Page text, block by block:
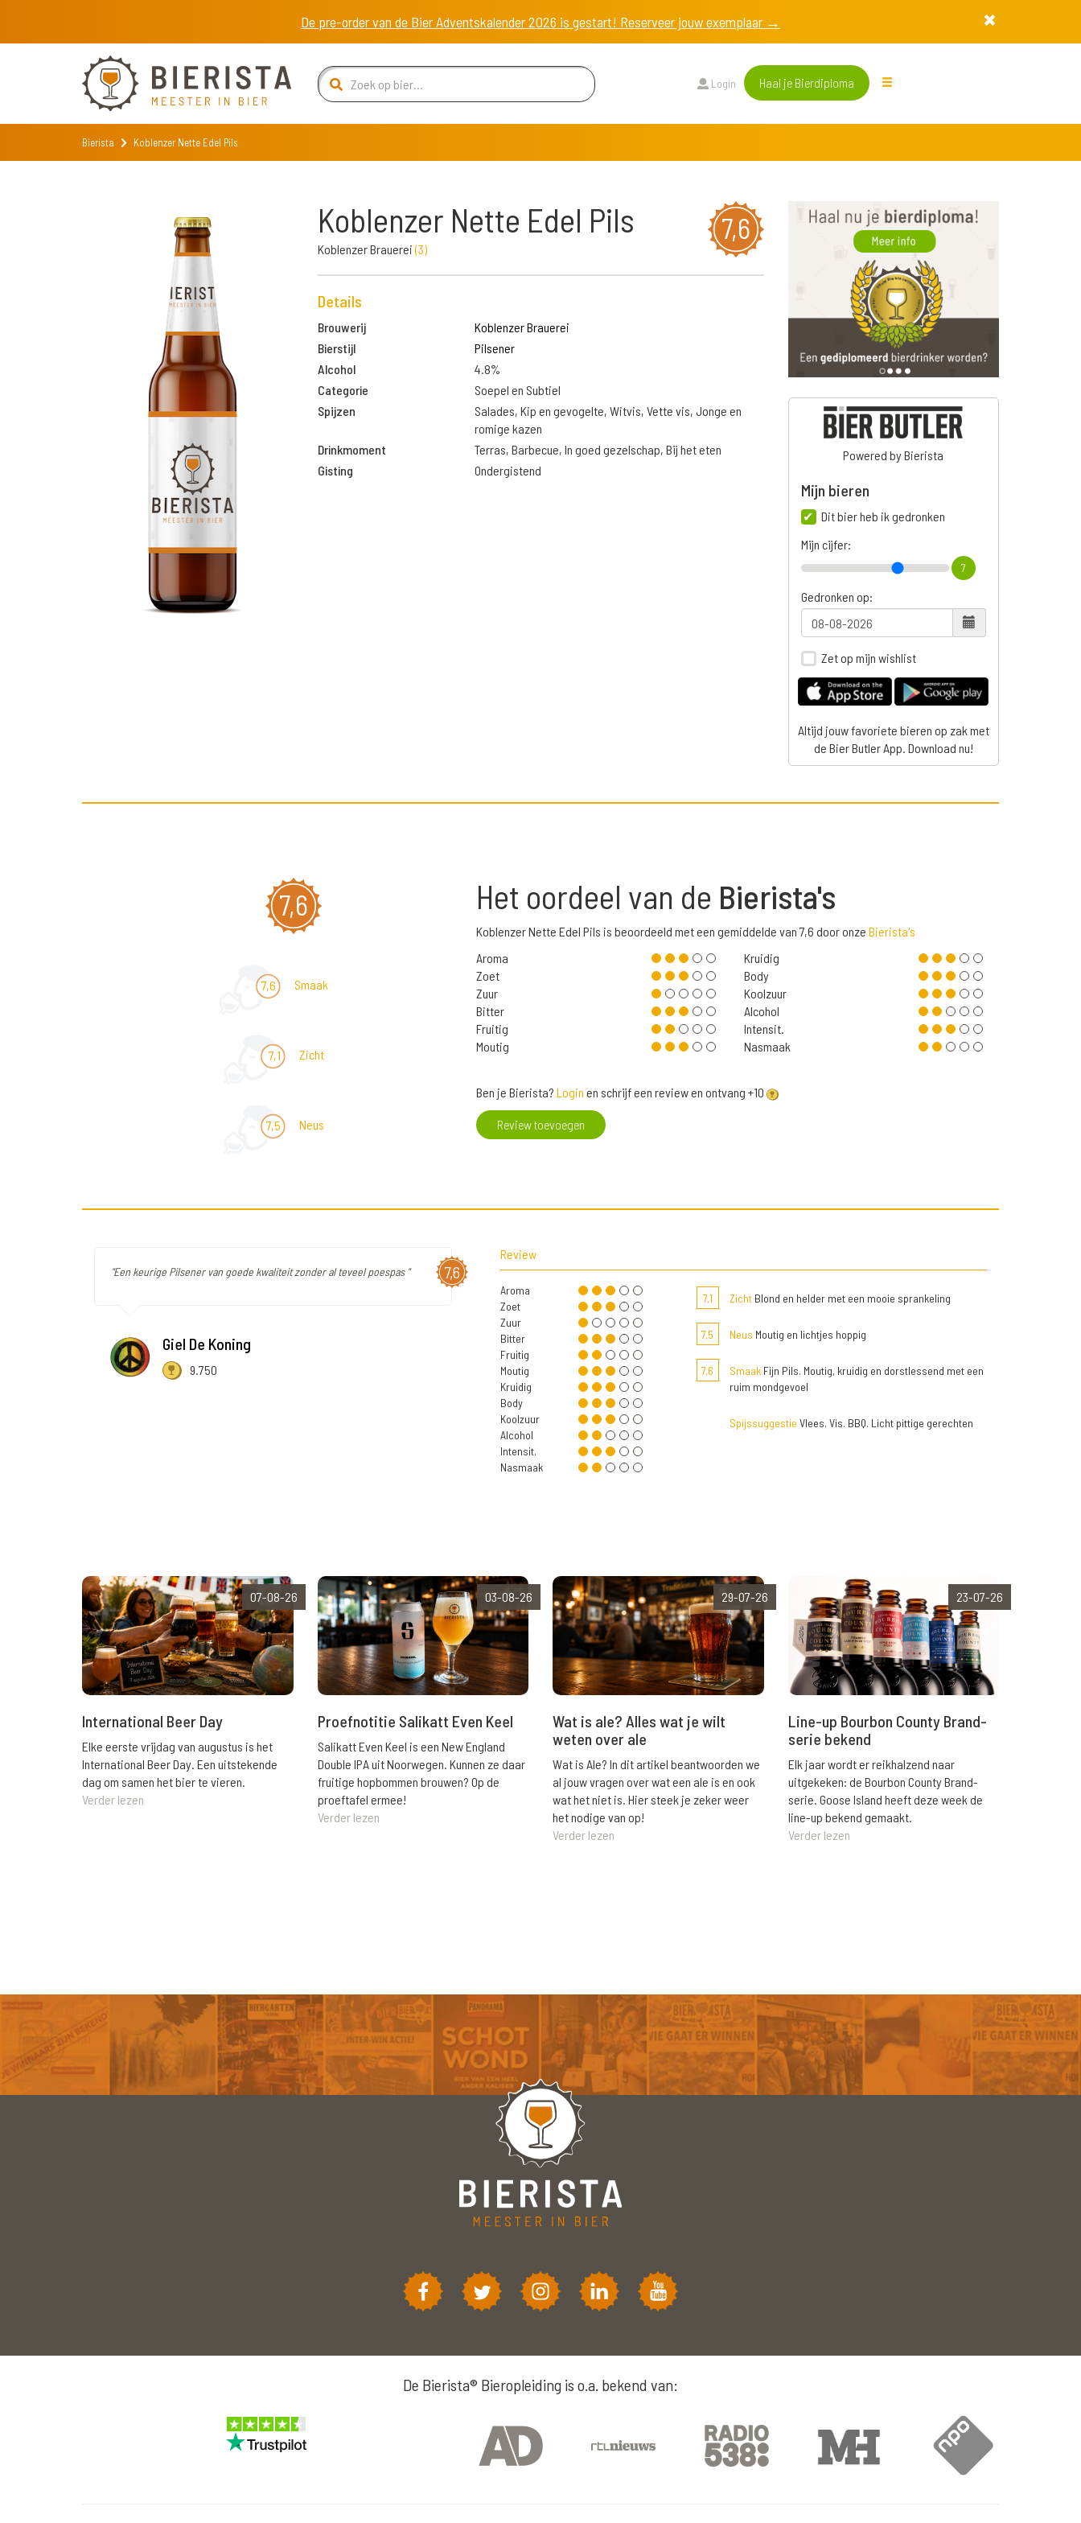
De pre-order van de Bier Adventskalender 2026 is gestart! Reserveer jouw exemplaar →
Login Haal je Bierdiploma
Bierista Koblenzer Nette Edel Pils
7,6
Koblenzer Nette Edel Pils
Koblenzer Brauerei(3)
Details
Brouwerij
Koblenzer Brauerei
Bierstijl
Pilsener
Alcohol
4.8%
Categorie
Soepel en Subtiel
Spijzen
Salades, Kip en gevogelte, Witvis, Vette vis, Jonge en
romige kazen
Drinkmoment
Terras, Barbecue, In goed gezelschap, Bij het eten
Gisting
Ondergistend
Powered by Bierista
Mijn bieren
Dit bier heb ik gedronken
Mijn cijfer:
7
Gedronken op:
Zet op mijn wishlist
Altijd jouw favoriete bieren op zak met
de Bier Butler App. Download nu!
7,6
7,6 Smaak
7,1 Zicht
7,5 Neus
Het oordeel van de Bierista's
Koblenzer Nette Edel Pils is beoordeeld met een gemiddelde van 7,6 door onze Bierista's
Aroma
Zoet
Zuur
Bitter
Fruitig
Moutig
Kruidig
Body
Koolzuur
Alcohol
Intensit.
Nasmaak
Ben je Bierista? Login en schrijf een review en ontvang +10
Review toevoegen
7,6
"Een keurige Pilsener van goede kwaliteit zonder al teveel poespas "
Giel De Koning
9.750
Review
Aroma
Zoet
Zuur
Bitter
Fruitig
Moutig
Kruidig
Body
Koolzuur
Alcohol
Intensit.
Nasmaak
7,1 ZichtBlond en helder met een mooie sprankeling
7,5 Neus Moutig en lichtjes hoppig
7,6 SmaakFijn Pils. Moutig, kruidig en dorstlessend met een
ruim mondgevoel
Spijssuggestie Vlees. Vis. BBQ. Licht pittige gerechten
07-08-26
International Beer Day
Elke eerste vrijdag van augustus is het
International Beer Day. Een uitstekende
dag om samen het bier te vieren.
Verder lezen
03-08-26
Proefnotitie Salikatt Even Keel
Salikatt Even Keel is een New England
Double IPA uit Noorwegen. Kunnen ze daar
fruitige hopbommen brouwen? Op de
proeftafel ermee!
Verder lezen
29-07-26
Wat is ale? Alles wat je wilt
weten over ale
Wat is Ale? In dit artikel beantwoorden we
al jouw vragen over wat een ale is en ook
wat het niet is. Hier steek je zeker weer
het nodige van op!
Verder lezen
23-07-26
Line-up Bourbon County Brand-
serie bekend
Elk jaar wordt er reikhalzend naar
uitgekeken: de Bourbon County Brand-
serie. Goose Island heeft deze week de
line-up bekend gemaakt.
Verder lezen
De Bierista® Bieropleiding is o.a. bekend van: